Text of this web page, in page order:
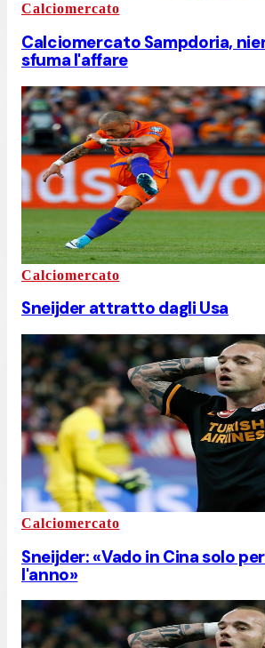
Calciomercato
Calciomercato Sampdoria,
sfuma l'affare
Calciomercato
Sneijder attratto dagli Usa
Calciomercato
Sneijder: «Vado in Cina solo
l'anno»